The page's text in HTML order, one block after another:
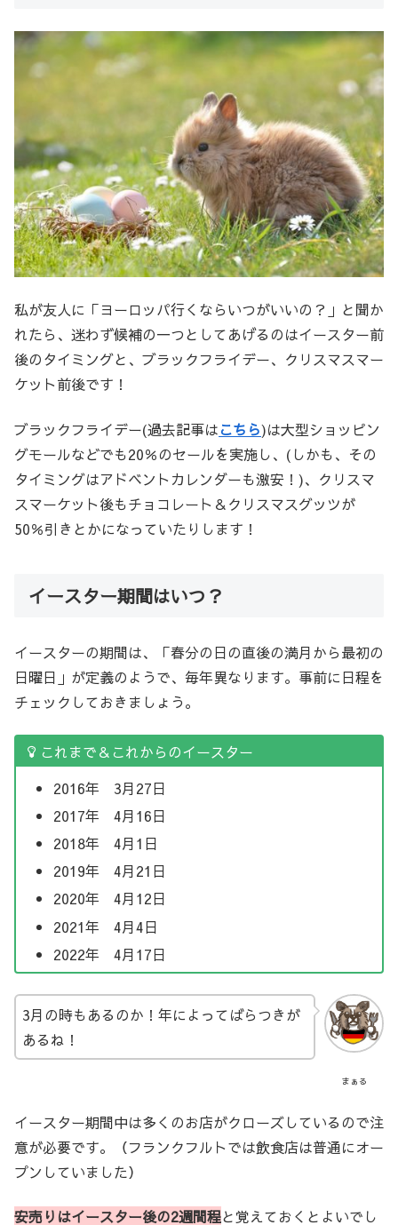
私が友人に「ヨーロッパ行くならいつがいいの？」と聞か
れたら、迷わず候補の一つとしてあげるのはイースター前
後のタイミングと、ブラックフライデー、クリスマスマー
ケット前後です！
ブラックフライデー(過去記事はこちら)は大型ショッピン
グモールなどでも20％のセールを実施し、(しかも、その
タイミングはアドベントカレンダーも激安！)、クリスマ
スマーケット後もチョコレート＆クリスマスグッツが
50％引きとかになっていたりします！
イースター期間はいつ？
イースターの期間は、「春分の日の直後の満月から最初の
日曜日」が定義のようで、毎年異なります。事前に日程を
チェックしておきましょう。
これまで＆これからのイースター
2016年 3月27日
2017年 4月16日
2018年 4月1日
2019年 4月21日
2020年 4月12日
2021年 4月4日
2022年 4月17日
まぁる
3月の時もあるのか！年によってばらつきが
あるね！
イースター期間中は多くのお店がクローズしているので注
意が必要です。（フランクフルトでは飲食店は普通にオー
プンしていました）
安売りはイースター後の2週間程と覚えておくとよいでし